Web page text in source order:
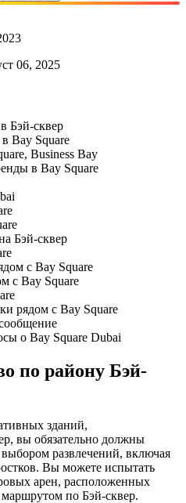
06, 2025
Бэй-сквер
Bay Square
Business Bay
в Bay Square
Бэй-сквер
с Bay Square
с Bay Square
рядом с Bay Square
о Bay Square Dubai
по району Бэй-
зданий,
вы обязательно должны
развлечений, включая
Вы можете испытать
арен, расположенных
по Бэй-сквер.